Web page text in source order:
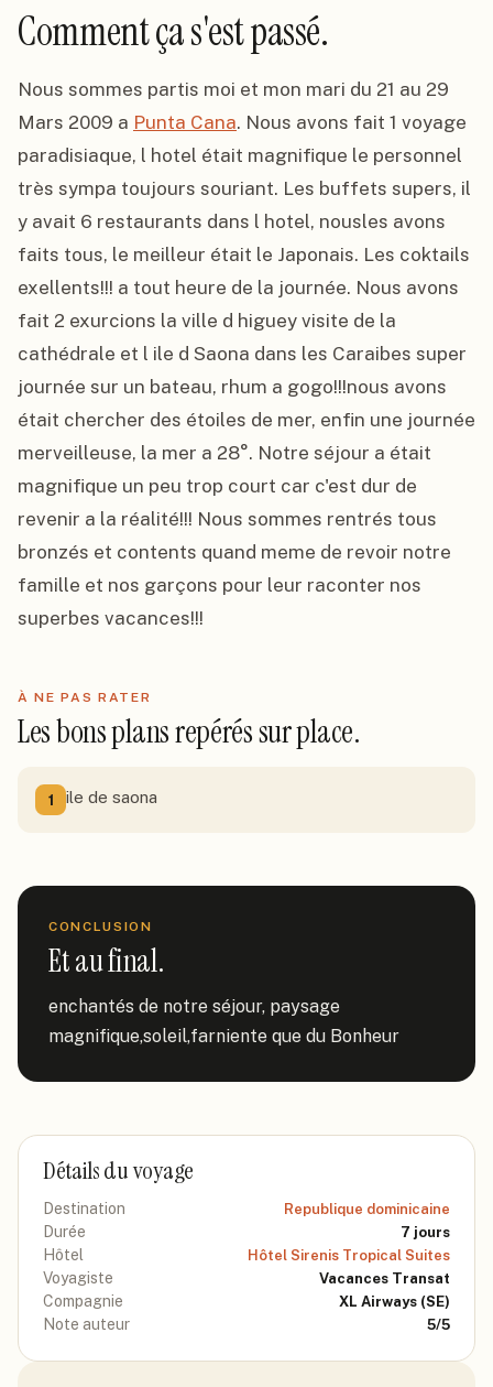
Comment ça s'est passé.
Nous sommes partis moi et mon mari du 21 au 29
Mars 2009 a Punta Cana. Nous avons fait 1 voyage
paradisiaque, l hotel était magnifique le personnel
très sympa toujours souriant. Les buffets supers, il
y avait 6 restaurants dans l hotel, nousles avons
faits tous, le meilleur était le Japonais. Les coktails
exellents!!! a tout heure de la journée. Nous avons
fait 2 exurcions la ville d higuey visite de la
cathédrale et l ile d Saona dans les Caraibes super
journée sur un bateau, rhum a gogo!!!nous avons
était chercher des étoiles de mer, enfin une journée
merveilleuse, la mer a 28°. Notre séjour a était
magnifique un peu trop court car c'est dur de
revenir a la réalité!!! Nous sommes rentrés tous
bronzés et contents quand meme de revoir notre
famille et nos garçons pour leur raconter nos
superbes vacances!!!
À NE PAS RATER
Les bons plans repérés sur place.
1 ile de saona
CONCLUSION
Et au final.
enchantés de notre séjour, paysage
magnifique,soleil,farniente que du Bonheur
Détails du voyage
Destination Republique dominicaine
Durée 7 jours
Hôtel Hôtel Sirenis Tropical Suites
Voyagiste Vacances Transat
Compagnie XL Airways (SE)
Note auteur 5/5